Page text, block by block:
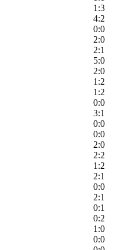
1:3
4:2
0:0
2:0
2:1
5:0
2:0
1:2
1:2
0:0
3:1
0:0
0:0
2:0
2:2
1:2
2:1
0:0
2:1
0:1
0:2
1:0
0:0